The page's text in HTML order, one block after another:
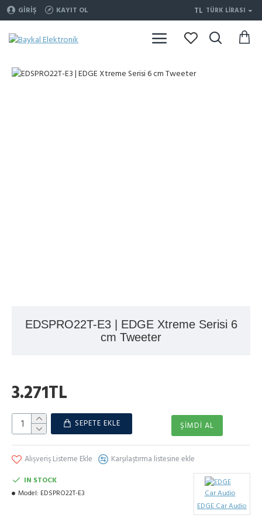
GIRIŞ KAYIT OL TL TÜRK LIRASI
EDSPRO22T-E3 | EDGE Xtreme Serisi 6
cm Tweeter
IN STOCK
Model: EDSPRO22T-E3
EDGE Car Audio
3.271TL
SEPETE EKLE ŞIMDI AL
Alışveriş Listeme Ekle Karşılaştırma listesine ekle